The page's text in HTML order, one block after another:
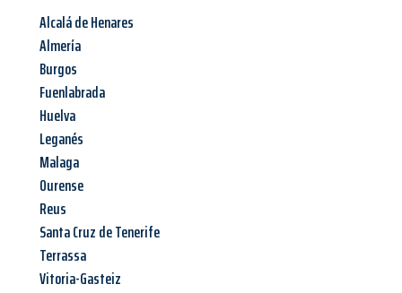
Alcalá de Henares
Almería
Burgos
Fuenlabrada
Huelva
Leganés
Malaga
Ourense
Reus
Santa Cruz de Tenerife
Terrassa
Vitoria-Gasteiz